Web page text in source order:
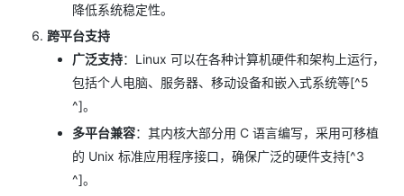
降低系统稳定性。
跨平台支持
广泛支持：Linux 可以在各种计算机硬件和架构上运行，
包括个人电脑、服务器、移动设备和嵌入式系统等[^5
^]。
多平台兼容：其内核大部分用 C 语言编写，采用可移植
的 Unix 标准应用程序接口，确保广泛的硬件支持[^3
^]。